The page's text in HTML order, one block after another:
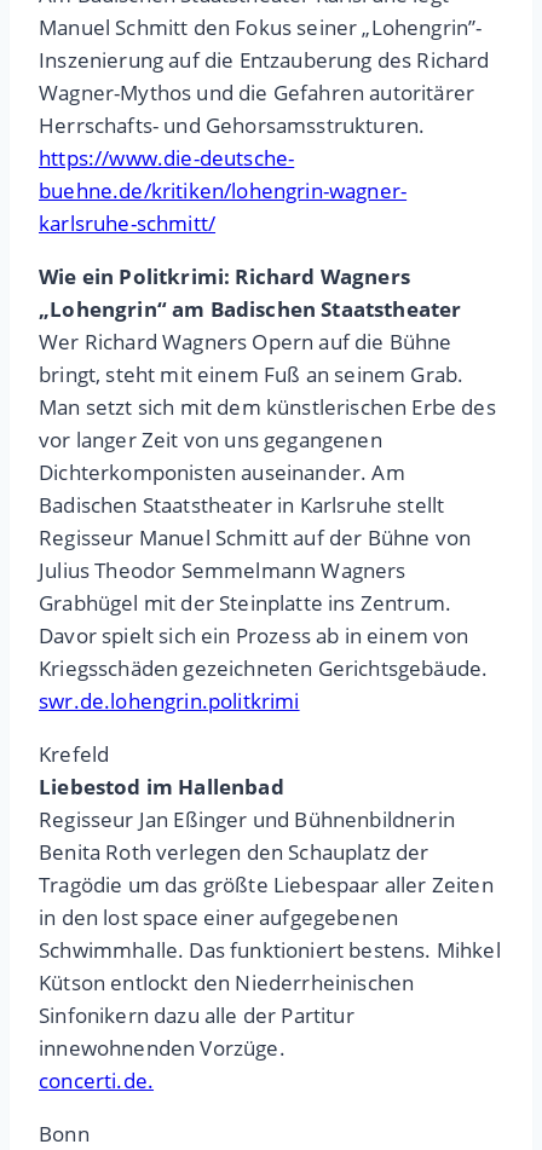
Manuel Schmitt den Fokus seiner „Lohengrin”-
Inszenierung auf die Entzauberung des Richard
Wagner-Mythos und die Gefahren autoritärer
Herrschafts- und Gehorsamsstrukturen.
https://www.die-deutsche-
buehne.de/kritiken/lohengrin-wagner-
karlsruhe-schmitt/
Wie ein Politkrimi: Richard Wagners
„Lohengrin“ am Badischen Staatstheater
Wer Richard Wagners Opern auf die Bühne
bringt, steht mit einem Fuß an seinem Grab.
Man setzt sich mit dem künstlerischen Erbe des
vor langer Zeit von uns gegangenen
Dichterkomponisten auseinander. Am
Badischen Staatstheater in Karlsruhe stellt
Regisseur Manuel Schmitt auf der Bühne von
Julius Theodor Semmelmann Wagners
Grabhügel mit der Steinplatte ins Zentrum.
Davor spielt sich ein Prozess ab in einem von
Kriegsschäden gezeichneten Gerichtsgebäude.
swr.de.lohengrin.politkrimi
Krefeld
Liebestod im Hallenbad
Regisseur Jan Eßinger und Bühnenbildnerin
Benita Roth verlegen den Schauplatz der
Tragödie um das größte Liebespaar aller Zeiten
in den lost space einer aufgegebenen
Schwimmhalle. Das funktioniert bestens. Mihkel
Kütson entlockt den Niederrheinischen
Sinfonikern dazu alle der Partitur
innewohnenden Vorzüge.
concerti.de.
Bonn